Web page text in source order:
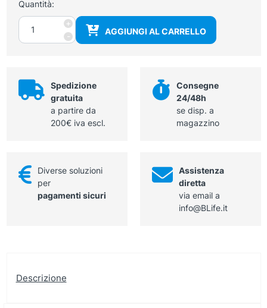
Quantità:
-
Kit
termocauterio
ad
quantità
+
AGGIUNGI AL CARRELLO
Spedizione
gratuita
a partire da
200€ iva escl.
Consegne
24/48h
se disp. a
magazzino
Diverse soluzioni
per
pagamenti sicuri
Assistenza
diretta
via email a
info@BLife.it
Descrizione